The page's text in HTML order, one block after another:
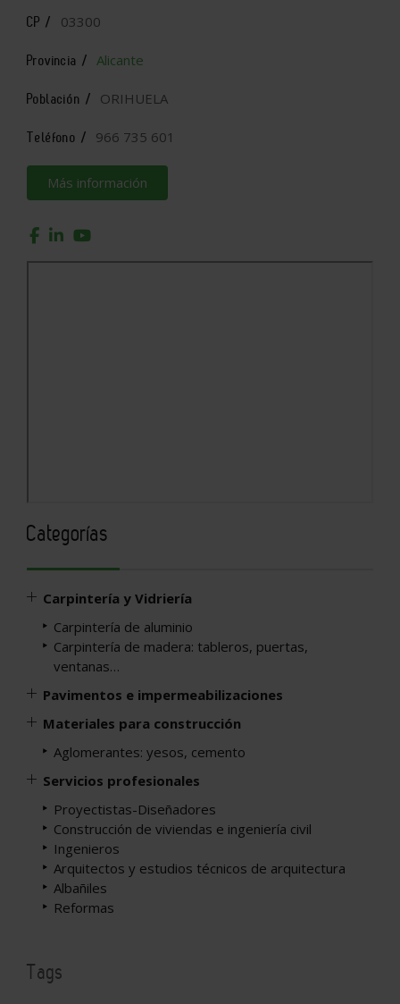
CP / 03300
Provincia / Alicante
Población / ORIHUELA
Teléfono / 966 735 601
Más información
Categorías
Carpintería y Vidriería
Carpintería de aluminio
Carpintería de madera: tableros, puertas,
ventanas…
Pavimentos e impermeabilizaciones
Materiales para construcción
Aglomerantes: yesos, cemento
Servicios profesionales
Proyectistas-Diseñadores
Construcción de viviendas e ingeniería civil
Ingenieros
Arquitectos y estudios técnicos de arquitectura
Albañiles
Reformas
Tags